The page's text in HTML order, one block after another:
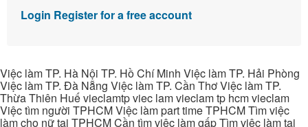
Login Register for a free account
Việc làm TP. Hà Nội TP. Hồ Chí Minh Việc làm TP. Hải Phòng
Việc làm TP. Đà Nẵng Việc làm TP. Cần Thơ Việc làm TP.
Thừa Thiên Huế vieclamtp viec lam vieclam tp hcm vieclam
Việc tìm người TPHCM Việc làm part time TPHCM Tìm việc
làm cho nữ tại TPHCM Cần tìm việc làm gấp Tìm việc làm tại